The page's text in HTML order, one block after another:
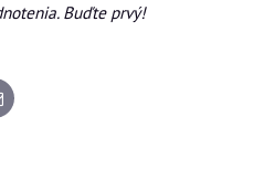
Buďte prvý!